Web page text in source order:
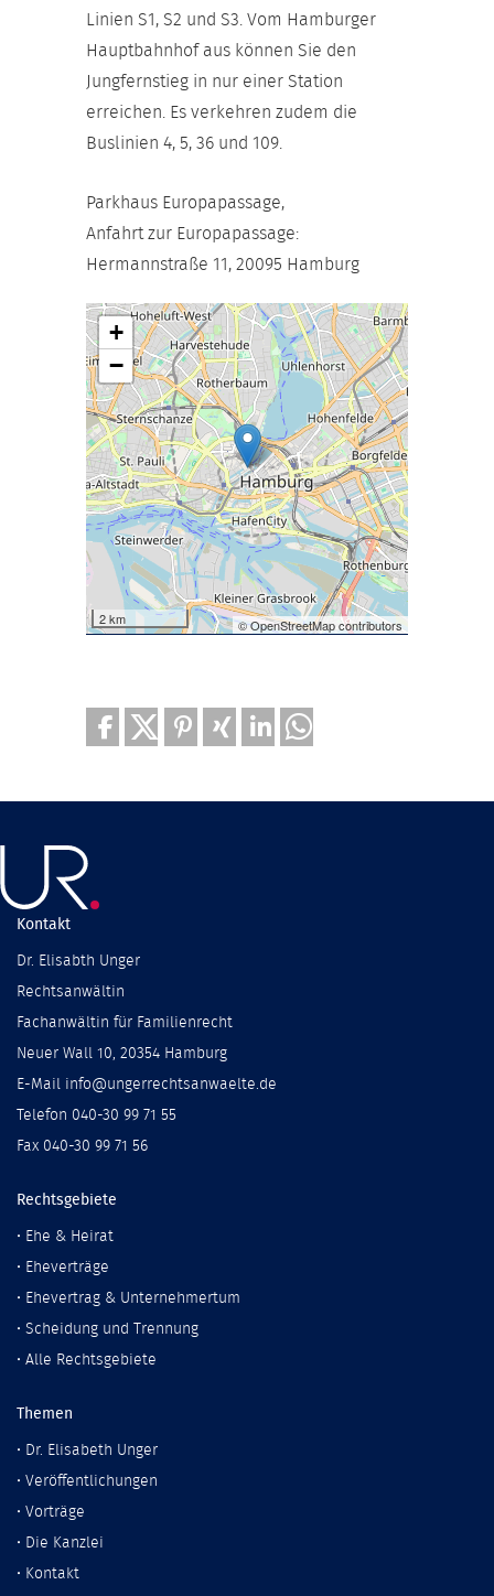
Linien S1, S2 und S3. Vom Hamburger
Hauptbahnhof aus können Sie den
Jungfernstieg in nur einer Station
erreichen. Es verkehren zudem die
Buslinien 4, 5, 36 und 109.
Parkhaus Europapassage,
Anfahrt zur Europapassage:
Hermannstraße 11, 20095 Hamburg
+
−
2 km © OpenStreetMap contributors
Kontakt
Dr. Elisabth Unger
Rechtsanwältin
Fachanwältin für Familienrecht
Neuer Wall 10, 20354 Hamburg
E-Mail info@ungerrechtsanwaelte.de
Telefon 040-30 99 71 55
Fax 040-30 99 71 56
Rechtsgebiete
• Ehe & Heirat
• Eheverträge
• Ehevertrag & Unternehmertum
• Scheidung und Trennung
• Alle Rechtsgebiete
Themen
• Dr. Elisabeth Unger
• Veröffentlichungen
• Vorträge
• Die Kanzlei
• Kontakt